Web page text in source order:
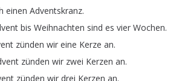
einen Adventskranz.
bis Weihnachten sind es vier Wochen.
zünden wir eine Kerze an.
zünden wir zwei Kerzen an.
zünden wir drei Kerzen an.